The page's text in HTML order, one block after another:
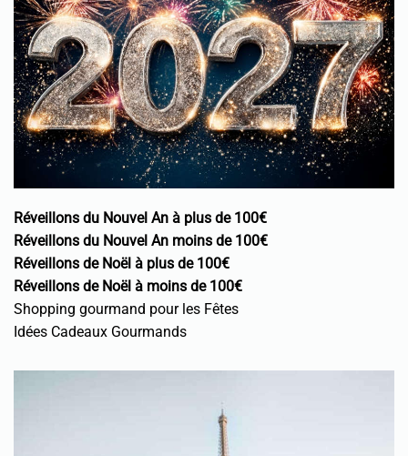
Réveillons du Nouvel An à plus de 100€
Réveillons du Nouvel An moins de 100€
Réveillons de Noël à plus de 100€
Réveillons de Noël à moins de 100€
Shopping gourmand pour les Fêtes
Idées Cadeaux Gourmands